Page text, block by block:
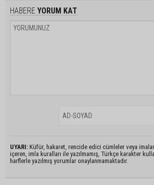
HABERE YORUM KAT
UYARI: Küfür, hakaret, rencide edici cümleler veya
içeren, imla kuralları ile yazılmamış, Türkçe karakter
harflerle yazılmış yorumlar onaylanmamaktadır.